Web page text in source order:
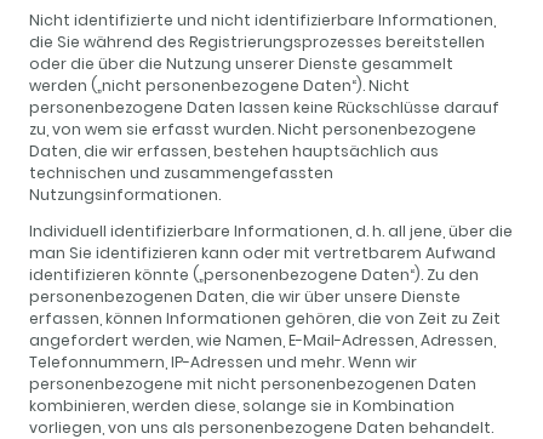
Nicht identifizierte und nicht identifizierbare Informationen,
die Sie während des Registrierungsprozesses bereitstellen
oder die über die Nutzung unserer Dienste gesammelt
werden („nicht personenbezogene Daten“). Nicht
personenbezogene Daten lassen keine Rückschlüsse darauf
zu, von wem sie erfasst wurden. Nicht personenbezogene
Daten, die wir erfassen, bestehen hauptsächlich aus
technischen und zusammengefassten
Nutzungsinformationen.
Individuell identifizierbare Informationen, d. h. all jene, über die
man Sie identifizieren kann oder mit vertretbarem Aufwand
identifizieren könnte („personenbezogene Daten“). Zu den
personenbezogenen Daten, die wir über unsere Dienste
erfassen, können Informationen gehören, die von Zeit zu Zeit
angefordert werden, wie Namen, E-Mail-Adressen, Adressen,
Telefonnummern, IP-Adressen und mehr. Wenn wir
personenbezogene mit nicht personenbezogenen Daten
kombinieren, werden diese, solange sie in Kombination
vorliegen, von uns als personenbezogene Daten behandelt.